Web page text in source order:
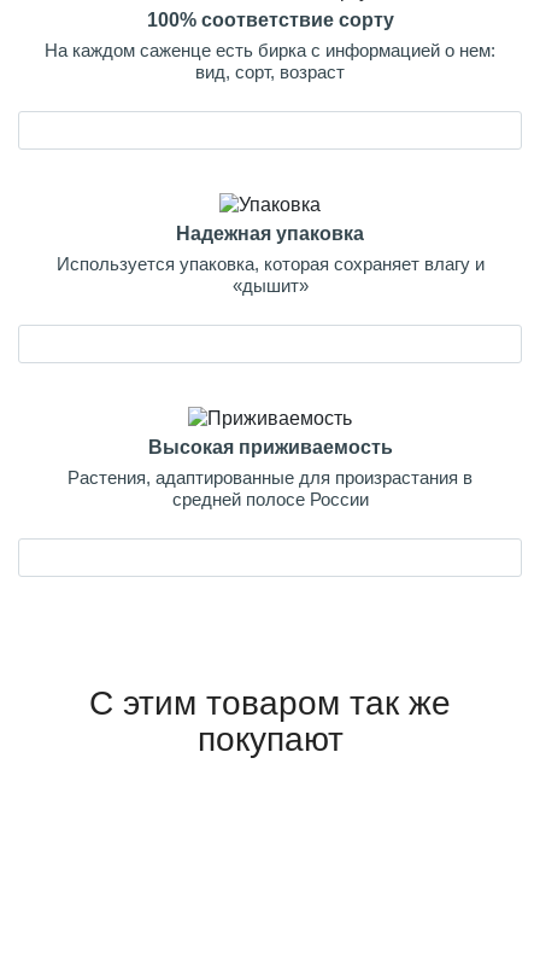
100% соответствие сорту
На каждом саженце есть бирка с информацией о нем:
вид, сорт, возраст
Надежная упаковка
Используется упаковка, которая сохраняет влагу и
«дышит»
Высокая приживаемость
Растения, адаптированные для произрастания в
средней полосе России
С этим товаром так же
покупают